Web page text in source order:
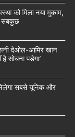
को मिला नया मुकाम,
सबकुछ
देओल-आमिर खान
सोचना पड़ेगा’
सबसे यूनिक और